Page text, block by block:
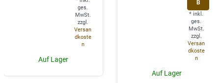
ges.
MwSt.
zzgl.
Versan
dkoste
n
Auf Lager
B
* inkl.
ges.
MwSt.
zzgl.
Versan
dkoste
n
Auf Lager